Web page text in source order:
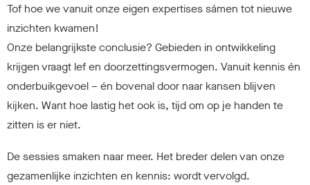
Tof hoe we vanuit onze eigen expertises sámen tot nieuwe
inzichten kwamen!
Onze belangrijkste conclusie? Gebieden in ontwikkeling
krijgen vraagt lef en doorzettingsvermogen. Vanuit kennis én
onderbuikgevoel – én bovenal door naar kansen blijven
kijken. Want hoe lastig het ook is, tijd om op je handen te
zitten is er niet.
De sessies smaken naar meer. Het breder delen van onze
gezamenlijke inzichten en kennis: wordt vervolgd.